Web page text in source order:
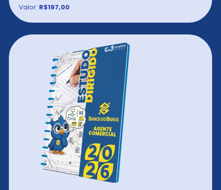
Valor: R$197,00